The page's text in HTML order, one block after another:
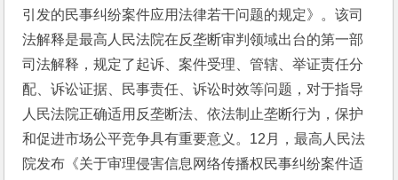
引发的民事纠纷案件应用法律若干问题的规定》。该司
法解释是最高人民法院在反垄断审判领域出台的第一部
司法解释，规定了起诉、案件受理、管辖、举证责任分
配、诉讼证据、民事责任、诉讼时效等问题，对于指导
人民法院正确适用反垄断法、依法制止垄断行为，保护
和促进市场公平竞争具有重要意义。12月，最高人民法
院发布《关于审理侵害信息网络传播权民事纠纷案件适